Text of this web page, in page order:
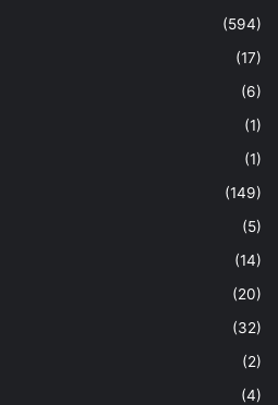
(594)
(17)
(6)
(1)
(1)
(149)
(5)
(14)
(20)
(32)
(2)
(4)